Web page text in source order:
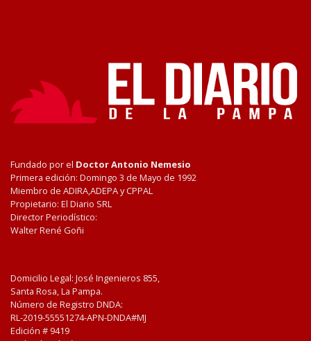
Fundado por el Doctor Antonio Nemesio
Primera edición: Domingo 3 de Mayo de 1992
Miembro de ADIRA,ADEPA y CPPAL
Propietario: El Diario SRL
Director Periodístico:
Walter René Goñi
Domicilio Legal: José Ingenieros 855,
Santa Rosa, La Pampa.
Número de Registro DNDA:
RL-2019-55551274-APN-DNDA#MJ
Edición # 9419